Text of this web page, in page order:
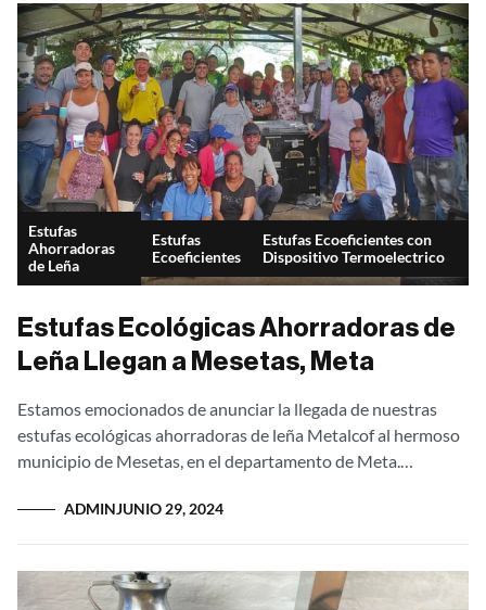
Estufas
Ahorradoras
de Leña
Estufas
Ecoeficientes
Estufas Ecoeficientes con
Dispositivo Termoelectrico
Estufas Ecológicas Ahorradoras de
Leña Llegan a Mesetas, Meta
Estamos emocionados de anunciar la llegada de nuestras
estufas ecológicas ahorradoras de leña Metalcof al hermoso
municipio de Mesetas, en el departamento de Meta.
ADMINJUNIO 29, 2024